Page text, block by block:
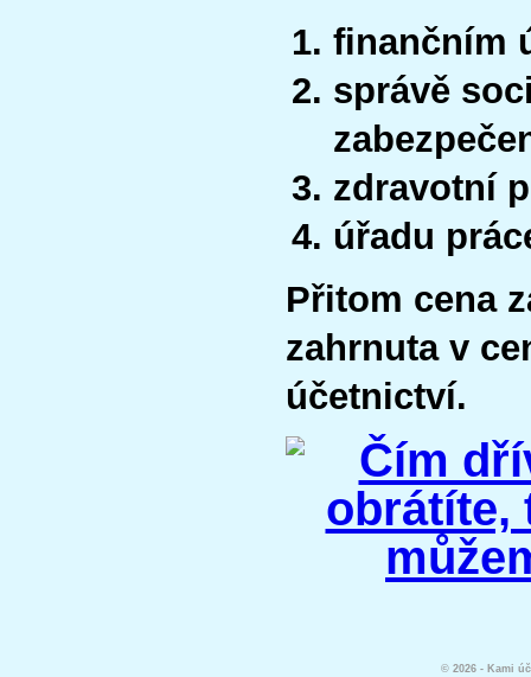
finančním
správě
zdravotní
úřadu
Přitom cena
zahrnuta v
účetnictví.
© 2026 - Kami